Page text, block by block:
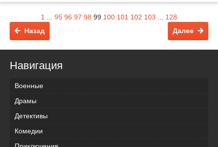
1 95 96 97 98 99 100 101 102 103
128
Далее
Назад
Навигация
Военные
Драмы
Детективы
Комедии